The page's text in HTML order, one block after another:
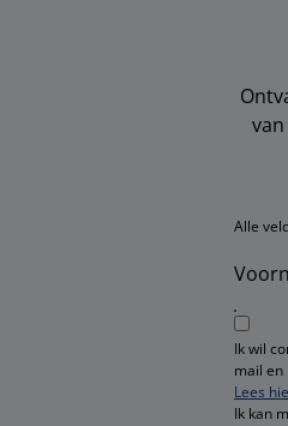
Alle
Ik wil
mail en
Lees
Ik kan